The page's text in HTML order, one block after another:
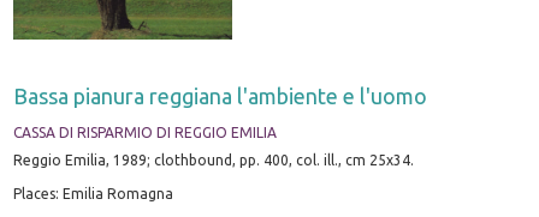
Bassa pianura reggiana l'ambiente e l'uomo
CASSA DI RISPARMIO DI REGGIO EMILIA
Reggio Emilia, 1989; clothbound, pp. 400, col. ill., cm 25x34.
Places: Emilia Romagna